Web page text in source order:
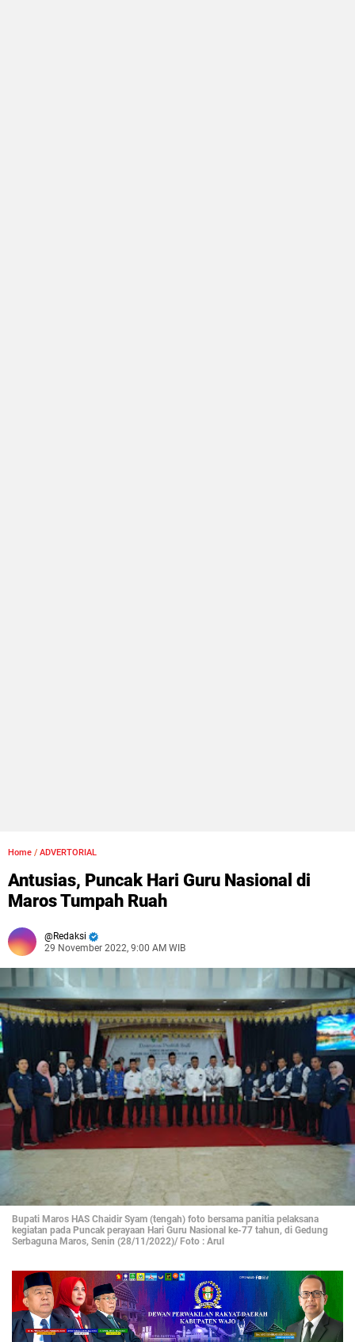
Home / ADVERTORIAL
Antusias, Puncak Hari Guru Nasional di
Maros Tumpah Ruah
Redaksi
29 November 2022, 9:00 AM WIB
Bupati Maros HAS Chaidir Syam (tengah) foto bersama panitia pelaksana
kegiatan pada Puncak perayaan Hari Guru Nasional ke-77 tahun, di Gedung
Serbaguna Maros, Senin (28/11/2022)/ Foto : Arul